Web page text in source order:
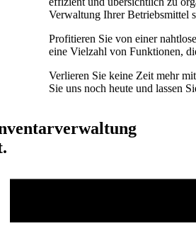
Verwaltung Ihrer Betriebsmittel
Profitieren Sie von einer
eine Vielzahl von Funktionen,
Verlieren Sie keine Zeit mehr
Sie uns noch heute und lassen